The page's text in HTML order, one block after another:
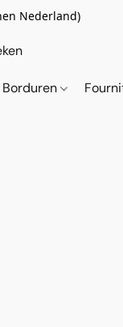
Nederland)
Borduren